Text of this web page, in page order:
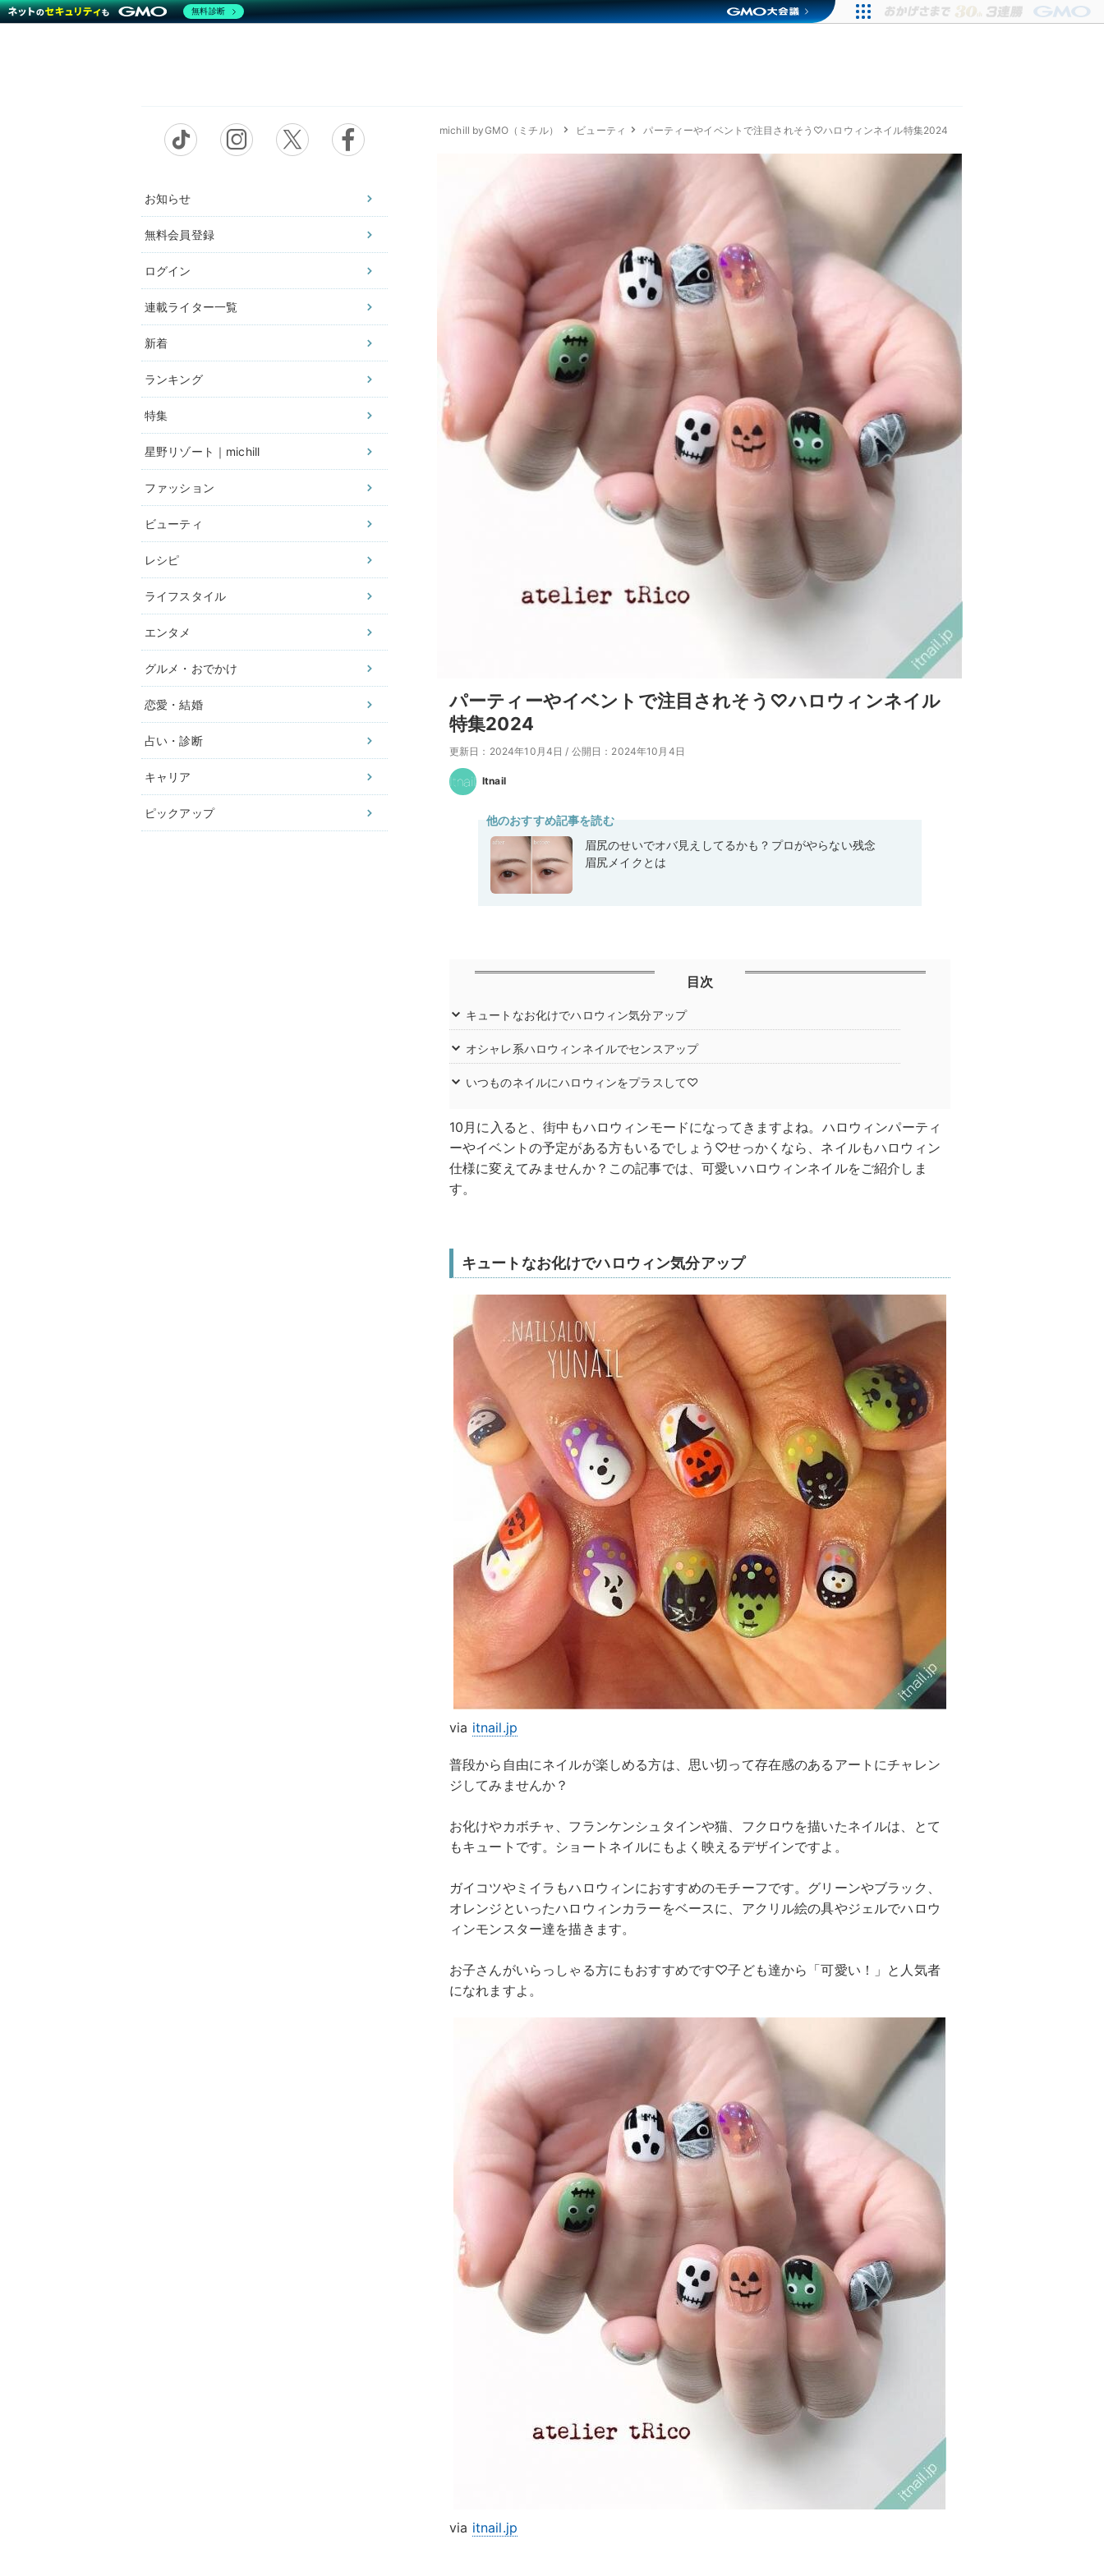
お知らせ
無料会員登録
ログイン
連載ライター一覧
新着
ランキング
特集
星野リゾート｜michill
ファッション
ビューティ
レシピ
ライフスタイル
エンタメ
グルメ・おでかけ
恋愛・結婚
占い・診断
キャリア
ピックアップ
michill byGMO（ミチル） ビューティ パーティーやイベントで注目されそう♡ハロウィンネイル特集2024
パーティーやイベントで注目されそう♡ハロウィンネイル
特集2024
更新日：2024年10月4日 / 公開日：2024年10月4日
Itnail
他のおすすめ記事を読む
眉尻のせいでオバ見えしてるかも？プロがやらない残念
眉尻メイクとは
目次
キュートなお化けでハロウィン気分アップ
オシャレ系ハロウィンネイルでセンスアップ
いつものネイルにハロウィンをプラスして♡
10月に入ると、街中もハロウィンモードになってきますよね。ハロウィンパーティ
ーやイベントの予定がある方もいるでしょう♡せっかくなら、ネイルもハロウィン
仕様に変えてみませんか？この記事では、可愛いハロウィンネイルをご紹介しま
す。
キュートなお化けでハロウィン気分アップ
via itnail.jp
普段から自由にネイルが楽しめる方は、思い切って存在感のあるアートにチャレン
ジしてみませんか？
お化けやカボチャ、フランケンシュタインや猫、フクロウを描いたネイルは、とて
もキュートです。ショートネイルにもよく映えるデザインですよ。
ガイコツやミイラもハロウィンにおすすめのモチーフです。グリーンやブラック、
オレンジといったハロウィンカラーをベースに、アクリル絵の具やジェルでハロウ
ィンモンスター達を描きます。
お子さんがいらっしゃる方にもおすすめです♡子ども達から「可愛い！」と人気者
になれますよ。
via itnail.jp
無料診断